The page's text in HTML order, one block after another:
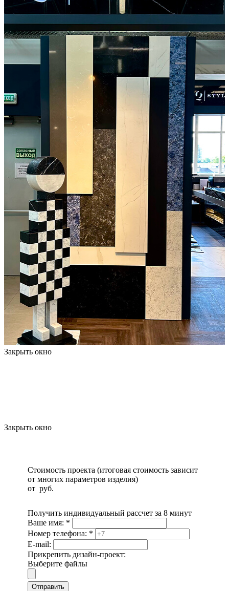
Закрыть окно
Закрыть окно
Стоимость проекта (итоговая стоимость зависит
от многих параметров изделия)
от руб.
Получить индивидуальный рассчет за 8 минут
Ваше имя: *
Номер телефона: *
E-mail:
Прикрепить дизайн-проект:
Выберите файлы
Отправить